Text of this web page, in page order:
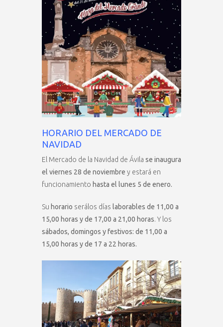
HORARIO DEL MERCADO DE
NAVIDAD
El Mercado de la Navidad de Ávila se inaugura
el viernes 28 de noviembre y estará en
funcionamiento hasta el lunes 5 de enero.
Su horario serálos días laborables de 11,00 a
15,00 horas y de 17,00 a 21,00 horas. Y los
sábados, domingos y festivos: de 11,00 a
15,00 horas y de 17 a 22 horas.